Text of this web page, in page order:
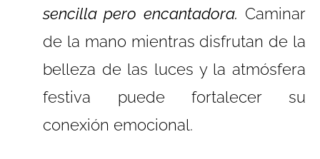
sencilla pero encantadora. Caminar
de la mano mientras disfrutan de la
belleza de las luces y la atmósfera
festiva puede fortalecer su
conexión emocional.